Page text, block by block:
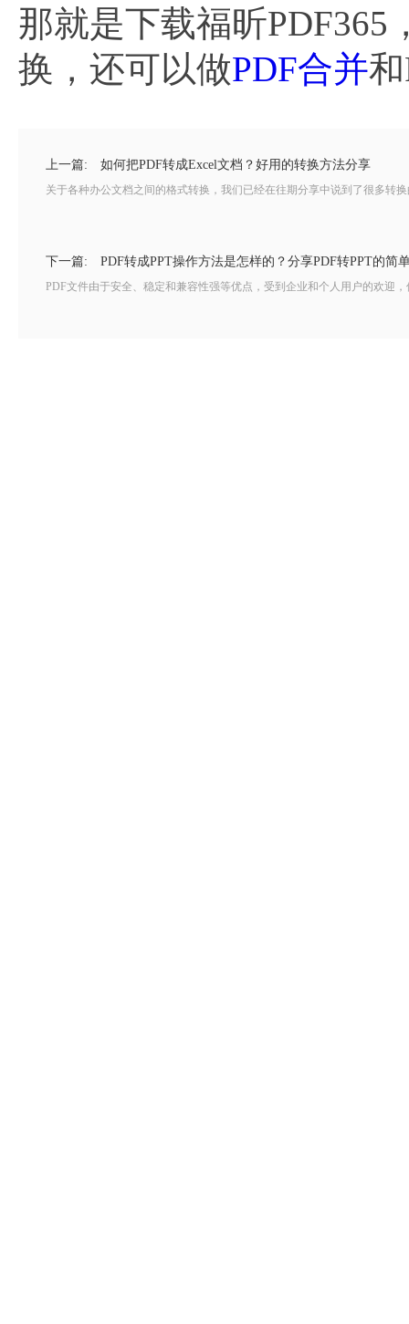
那就是下载福昕
换，还可以做PDF合并
上一篇: 如何把PDF转成Excel文档？好用的转换方法分享
关于各种办公文档之间的格式转换，我们已经在往期分享中说到了很多转
下一篇: PDF转成PPT操作方法是怎样的？分享PDF转PPT的简
PDF文件由于安全、稳定和兼容性强等优点，受到企业和个人用户的欢迎